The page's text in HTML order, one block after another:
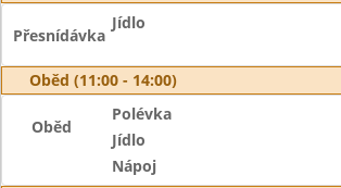
Přesnídávka
Jídlo
Oběd (11:00 - 14:00)
Oběd
Polévka
Jídlo
Nápoj